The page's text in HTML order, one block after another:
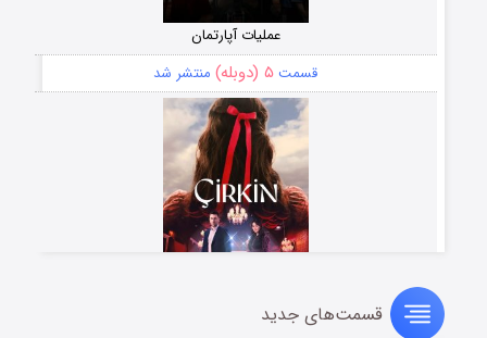
عملیات آپارتمان
قسمت ۵ (دوبله) منتشر شد
سریال زشتقسمت‌های جدید